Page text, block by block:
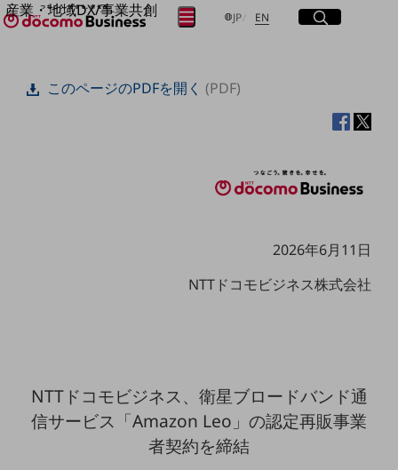
産業・地域DX/事業共創
OPEN HUB for Plural Futures
OPEN HUB for Plural Futuresとは
地域社会を支える皆さまと地域課題の解決や
地域経済のさらなる活性化に取り組みます
自治体・地域社会との共創
LGPF(Local Government Platform)
JP日本語
EN Englishサイト内検索
開く
メニュー
開く
フリーワードを入力して探す
フリーワードでNTTドコモビジネスの
検索する
このページのPDFを開く(PDF)
2026年6月11日
NTTドコモビジネス株式会社
NTTドコモビジネス、衛星ブロードバンド通
信サービス「Amazon Leo」の認定再販事業
者契約を締結